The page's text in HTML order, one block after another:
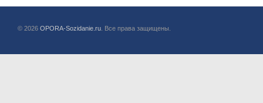
© 2026 OPORA-Sozidanie.ru . Все права защищены.